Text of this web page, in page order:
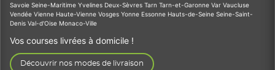
Savoie Seine-Maritime Yvelines Deux-Sèvres Tarn Tarn-et-Garonne Var Vaucluse
Vendée Vienne Haute-Vienne Vosges Yonne Essonne Hauts-de-Seine Seine-Saint-
Denis Val-d'Oise Monaco-Ville
Vos courses livrées à domicile !
Découvrir nos modes de livraison